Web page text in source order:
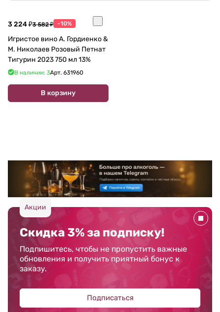
3 224 ₽3 582 ₽ -10%
Игристое вино А. Гордиенко &
М. Николаев Розовый Петнат
Тигурин 2023 750 мл 13%
В наличии: 3Арт. 631960
В корзину
Акции
Скидка 3% за подписку!
Подпишитесь, чтобы не пропустить важные
обновления и получить приятный бонус к
заказу.
Подписаться